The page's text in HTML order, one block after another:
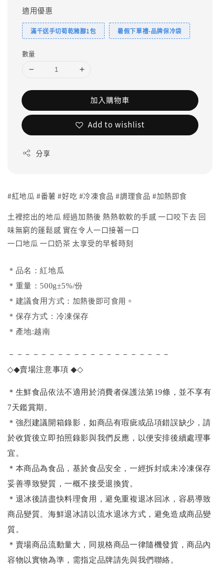
適用優惠
滿千送手切筍乾豬腳1包 暑假下單禮-品牌保冷袋
數量
加入購物車
Add to wishlist
分享
#紅地瓜 #番薯 #好吃 #冷凍食品 #調理食品 #加熱即食
土裡挖出的地瓜 經過加熱後 熱熱軟軟的手感 一口咬下去 回
味無窮的蓬鬆感 實在令人一口接著一口
一口地瓜 一口奶茶 太享受的早餐時刻
＊品名：紅地瓜
＊重量：500g±5%/份
＊建議食用方式： 加熱後即可食用。
＊保存方式：冷凍保存
＊產地:越南
－－－－－－－－－－－－－－－－－－－－
◇◆賣場注意事項◆◇
＊生鮮食品依法不適用於消費者保護法第19條，並不享有
7天鑑賞期。
＊強烈建議開箱錄影，如商品有瑕疵或品項錯誤缺少，請
於收貨後立即拍照錄影與我們反應，以便安排後續處理事
宜。
＊本商品為食品，基於食品安全，一經拆封或未冷凍保存
妥善導致變質，一概不接受退換貨。
＊退冰後請盡快料理食用，避免重複退冰回冰，容易導致
商品變質。海鮮退冰請以流水退冰方式，避免造成商品變
質。
＊賣場商品流動量大，同規格商品一律隨機發貨，商品內
容物以實物為準，需指定品牌請先與我們聯絡。